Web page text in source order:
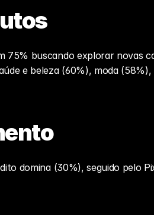
75% buscando explorar novas
e beleza (60%), moda
domina (30%), seguido pelo